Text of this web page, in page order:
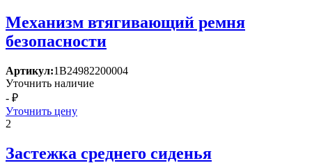
Механизм втягивающий ремня
безопасности
Артикул:1B24982200004
Уточнить наличие
- ₽
Уточнить цену
2
Застежка среднего сиденья